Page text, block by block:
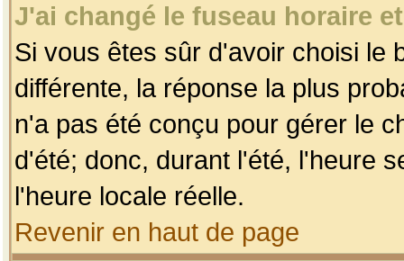
J'ai changé le fuseau horaire
Si vous êtes sûr d'avoir choisi le
différente, la réponse la plus
n'a pas été conçu pour gérer le
d'été; donc, durant l'été, l'heure
l'heure locale réelle.
Revenir en haut de page